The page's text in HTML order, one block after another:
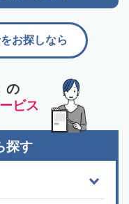
の
ビス
お探しなら
探す